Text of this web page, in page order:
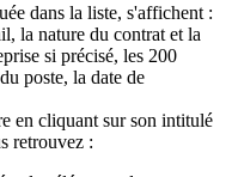
dans la liste, s'affichent :
la nature du contrat et la
si précisé, les 200
poste, la date de
en cliquant sur son intitulé
retrouvez :